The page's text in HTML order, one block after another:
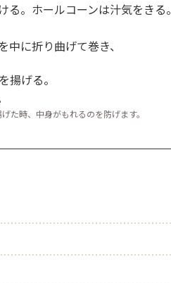
。ホールコーンは汁気をきる。
中に折り曲げて巻き、
げる。
た時、中身がもれるのを防げます。